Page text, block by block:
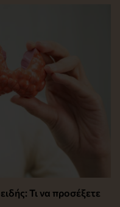
Τι να προσέξετε